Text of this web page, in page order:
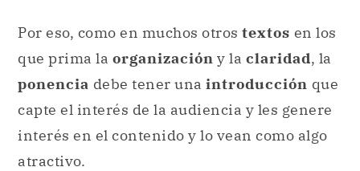
Por eso, como en muchos otros textos en los
que prima la organización y la claridad, la
ponencia debe tener una introducción que
capte el interés de la audiencia y les genere
interés en el contenido y lo vean como algo
atractivo.